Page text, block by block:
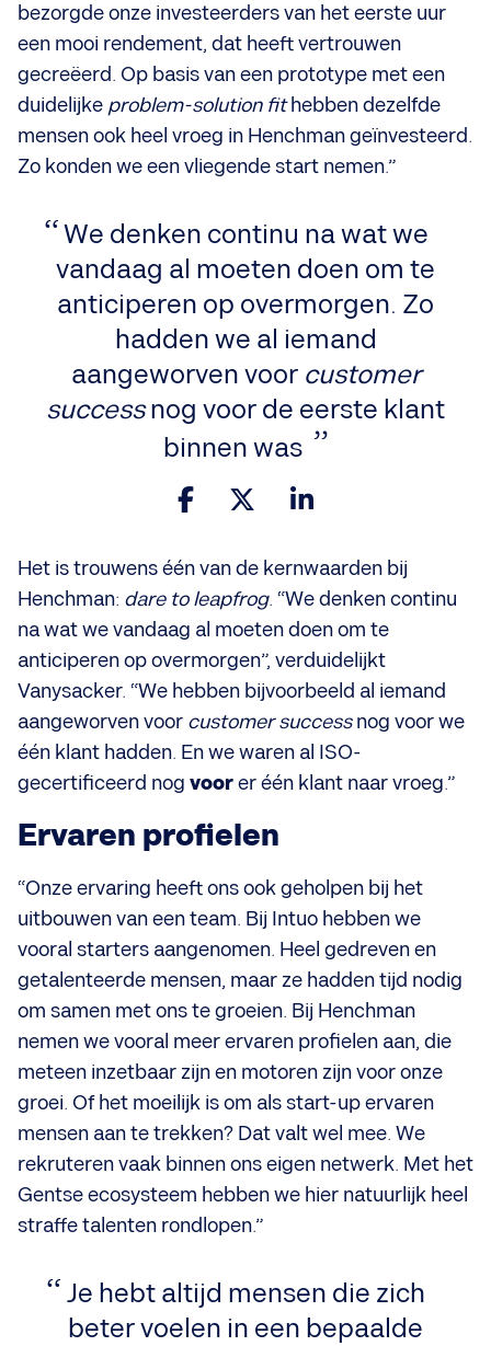
bezorgde onze investeerders van het eerste uur
een mooi rendement, dat heeft vertrouwen
gecreëerd. Op basis van een prototype met een
duidelijke problem-solution fit hebben dezelfde
mensen ook heel vroeg in Henchman geïnvesteerd.
Zo konden we een vliegende start nemen.”
We denken continu na wat we
vandaag al moeten doen om te
anticiperen op overmorgen. Zo
hadden we al iemand
aangeworven voor customer
successnog voor de eerste klant
binnen was
Het is trouwens één van de kernwaarden bij
Henchman: dare to leapfrog. “We denken continu
na wat we vandaag al moeten doen om te
anticiperen op overmorgen”, verduidelijkt
Vanysacker. “We hebben bijvoorbeeld al iemand
aangeworven voor customer successnog voor we
één klant hadden. En we waren al ISO-
gecertificeerd nog voorer één klant naar vroeg.”
Ervaren profielen
“Onze ervaring heeft ons ook geholpen bij het
uitbouwen van een team. Bij Intuo hebben we
vooral starters aangenomen. Heel gedreven en
getalenteerde mensen, maar ze hadden tijd nodig
om samen met ons te groeien. Bij Henchman
nemen we vooral meer ervaren profielen aan, die
meteen inzetbaar zijn en motoren zijn voor onze
groei. Of het moeilijk is om als start-up ervaren
mensen aan te trekken? Dat valt wel mee. We
rekruteren vaak binnen ons eigen netwerk. Met het
Gentse ecosysteem hebben we hier natuurlijk heel
straffe talenten rondlopen.”
Je hebt altijd mensen die zich
beter voelen in een bepaalde